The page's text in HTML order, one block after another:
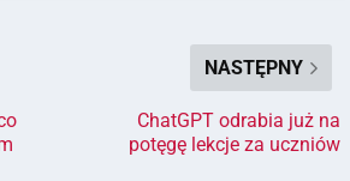
NASTĘPNY
ChatGPT odrabia już na
potęgę lekcje za uczniów